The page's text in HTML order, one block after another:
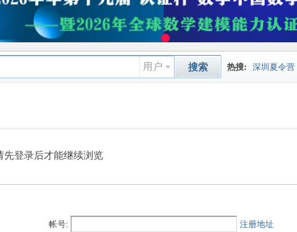
用户 搜索 热搜: 深圳夏令营
先登录后才能继续浏览
帐号: 注册地址